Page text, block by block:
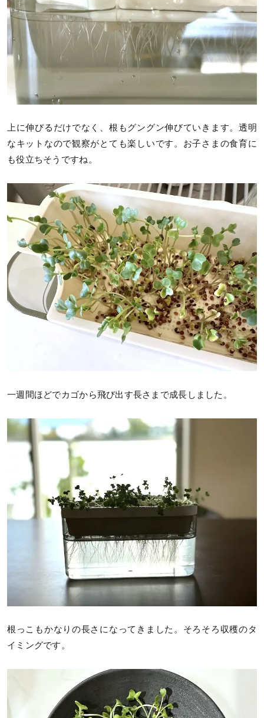
上に伸びるだけでなく、根もグングン伸びていきます。透明
なキットなので観察がとても楽しいです。お子さまの食育に
も役立ちそうですね。
一週間ほどでカゴから飛び出す長さまで成長しました。
根っこもかなりの長さになってきました。そろそろ収穫のタ
イミングです。